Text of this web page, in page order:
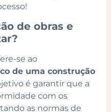
de obras e
se ao
de uma construção
é garantir que a
com os
as normas de